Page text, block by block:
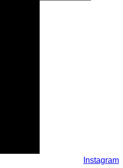
Instagram